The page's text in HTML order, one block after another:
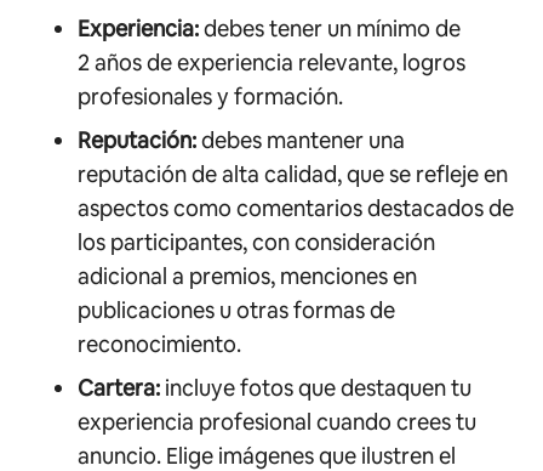
Experiencia:debes tener un mínimo de
2 años de experiencia relevante, logros
profesionales y formación.
Reputación:debes mantener una
reputación de alta calidad, que se refleje en
aspectos como comentarios destacados de
los participantes, con consideración
adicional a premios, menciones en
publicaciones u otras formas de
reconocimiento.
Cartera: incluye fotos que destaquen tu
experiencia profesional cuando crees tu
anuncio. Elige imágenes que ilustren el